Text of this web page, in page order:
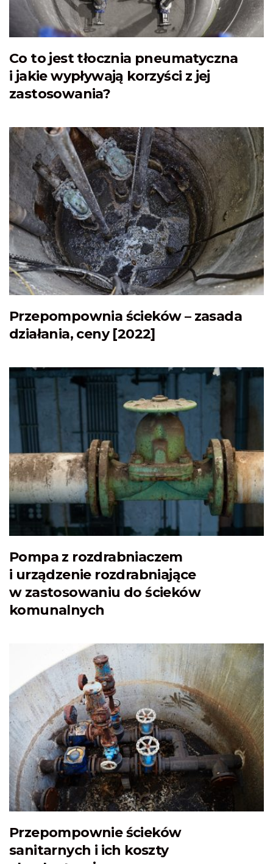
Co to jest tłocznia pneumatyczna
i jakie wypływają korzyści z jej
zastosowania?
Przepompownia ścieków – zasada
działania, ceny [2022]
Pompa z rozdrabniaczem
i urządzenie rozdrabniające
w zastosowaniu do ścieków
komunalnych
Przepompownie ścieków
sanitarnych i ich koszty